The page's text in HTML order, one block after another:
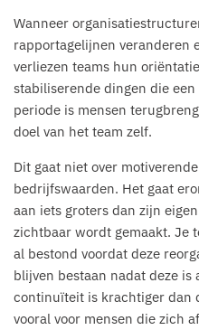
Wanneer
rapportagelijnen veranderen
verliezen teams hun
stabiliserende dingen die
periode is mensen
doel van het team zelf.
Dit gaat niet over
bedrijfswaarden. Het gaat
aan iets groters dan zijn
zichtbaar wordt gemaakt. Je
al bestond voordat deze
blijven bestaan nadat deze is
continuïteit is krachtiger dan
vooral voor mensen die zich